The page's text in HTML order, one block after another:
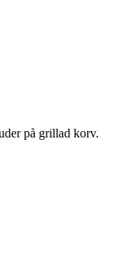
på grillad korv.